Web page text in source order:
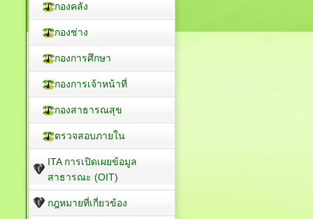
กองคลัง
กองช่าง
กองการศึกษา
กองการเจ้าหน้าที่
กองสาธารณสุข
ตรวจสอบภายใน
ITA การเปิดเผยข้อมูล
สาธารณะ (OIT)
กฎหมายที่เกี่ยวข้อง